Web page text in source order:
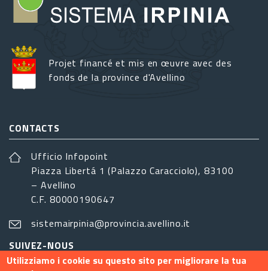
Projet financé et mis en œuvre avec des
fonds de la province d'Avellino
CONTACTS
Ufficio Infopoint
Piazza Libertá 1 (Palazzo Caracciolo), 83100
– Avellino
C.F. 80000190647
sistemairpinia@provincia.avellino.it
SUIVEZ-NOUS
Utilizziamo i cookie su questo sito per migliorare la tua